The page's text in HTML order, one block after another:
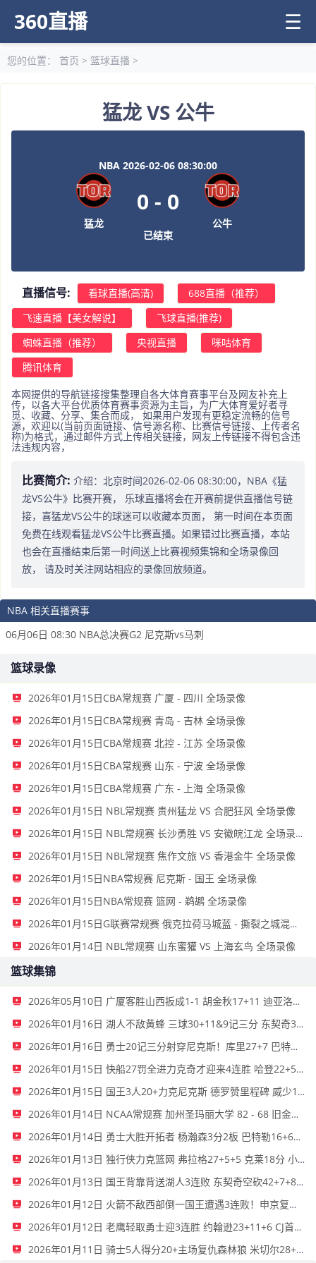
360直播 ☰
您的位置： 首页 > 篮球直播 >
猛龙 VS 公牛
NBA 2026-02-06 08:30:00
猛龙
0 - 0
已结束
公牛
直播信号: 看球直播(高清)
688直播（推荐）
飞速直播【美女解说】
飞球直播(推荐)
蜘蛛直播（推荐）
央视直播
咪咕体育
腾讯体育
本网提供的导航链接搜集整理自各大体育赛事平台及网友补充上
传，以各大平台优质体育赛事资源为主旨，为广大体育爱好者寻
觅、收藏、分享、集合而成， 如果用户发现有更稳定流畅的信号
源，欢迎以(当前页面链接、信号源名称、比赛信号链接、上传者名
称)为格式，通过邮件方式上传相关链接，网友上传链接不得包含违
法违规内容，
比赛简介: 介绍：北京时间2026-02-06 08:30:00，NBA《猛
龙VS公牛》比赛开赛， 乐球直播将会在开赛前提供直播信号链
接，喜猛龙VS公牛的球迷可以收藏本页面， 第一时间在本页面
免费在线观看猛龙VS公牛比赛直播。如果错过比赛直播，本站
也会在直播结束后第一时间送上比赛视频集锦和全场录像回
放， 请及时关注网站相应的录像回放频道。
NBA 相关直播赛事
06月06日 08:30 NBA总决赛G2 尼克斯vs马刺
篮球录像
2026年01月15日CBA常规赛 广厦 - 四川 全场录像
2026年01月15日CBA常规赛 青岛 - 吉林 全场录像
2026年01月15日CBA常规赛 北控 - 江苏 全场录像
2026年01月15日CBA常规赛 山东 - 宁波 全场录像
2026年01月15日CBA常规赛 广东 - 上海 全场录像
2026年01月15日 NBL常规赛 贵州猛龙 VS 合肥狂风 全场录像
2026年01月15日 NBL常规赛 长沙勇胜 VS 安徽皖江龙 全场录像
2026年01月15日 NBL常规赛 焦作文旅 VS 香港金牛 全场录像
2026年01月15日NBA常规赛 尼克斯 - 国王 全场录像
2026年01月15日NBA常规赛 篮网 - 鹈鹕 全场录像
2026年01月15日G联赛常规赛 俄克拉荷马城蓝 - 撕裂之城混音 全场录像
2026年01月14日 NBL常规赛 山东蜜獾 VS 上海玄鸟 全场录像
篮球集锦
2026年05月10日 广厦客胜山西扳成1-1 胡金秋17+11 迪亚洛关键上篮不中
2026年01月16日 湖人不敌黄蜂 三球30+11&9记三分 东契奇39分 詹姆斯29+9+6
2026年01月16日 勇士20记三分射穿尼克斯！库里27+7 巴特勒32+8 穆迪三分9中7
2026年01月15日 快船27罚全进力克奇才迎来4连胜 哈登22+5+8 伦纳德33分4断
2026年01月15日 国王3人20+力克尼克斯 德罗赞里程碑 威少11助 布伦森伤退
2026年01月14日 NCAA常规赛 加州圣玛丽大学 82 - 68 旧金山大学 全场集锦
2026年01月14日 勇士大胜开拓者 杨瀚森3分2板 巴特勒16+6+5 库里9中2送11助
2026年01月13日 独行侠力克篮网 弗拉格27+5+5 克莱18分 小波特28+9
2026年01月13日 国王背靠背送湖人3连败 东契奇空砍42+7+8+4断 威少22+5+7
2026年01月12日 火箭不敌西部倒一国王遭遇3连败！申京复出19+9 阿门31+13+6
2026年01月12日 老鹰轻取勇士迎3连胜 约翰逊23+11+6 CJ首秀12分 库里31+5
2026年01月11日 骑士5人得分20+主场复仇森林狼 米切尔28+8 爱德华兹25+5